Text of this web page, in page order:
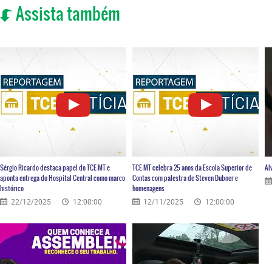
Assista também
Sérgio Ricardo destaca papel do TCE-MT e
aponta entrega do Hospital Central como marco
histórico
22/12/2025 12:00:00
TCE-MT celebra 25 anos da Escola Superior de
Contas com palestra de Steven Dubner e
homenagens
12/11/2025 12:00:00